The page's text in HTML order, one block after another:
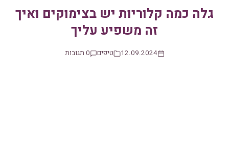
גלה כמה קלוריות יש בצימוקים ואיך
זה משפיע עליך
12.09.2024 טיפים 0 תגובות